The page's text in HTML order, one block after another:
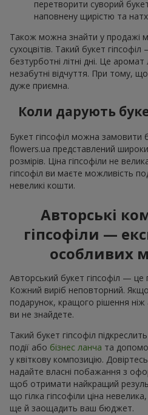
перетворити суворий
наповнену щирістю та
Також можна знайти у продажі
сухоцвітів. Такий букет
безтурботні літні дні. Це
незабутні відчуття. При тому, що
дуже приємна.
Коли дарують
Букет гіпсофіл можна замовити
flowers.ua представлений
розмірів. Ціна гіпсофіли не
гіпсофіл ви маєте можливість
невеликі кошти.
Авторські
гіпсофіли —
особливих
Авторський букет гіпсофіл — це
Кожний виріб неповторний.
подарунок, кращого рішення ніж
ви не знайдете.
Такий букет гіпсофіл
події або бізнес ланча та
у квіткову композицію.
надайте власні побажання з
щоб отримати найкращий
що гілка гіпсофіли ціна
ще й заощадить ваш бюджет.